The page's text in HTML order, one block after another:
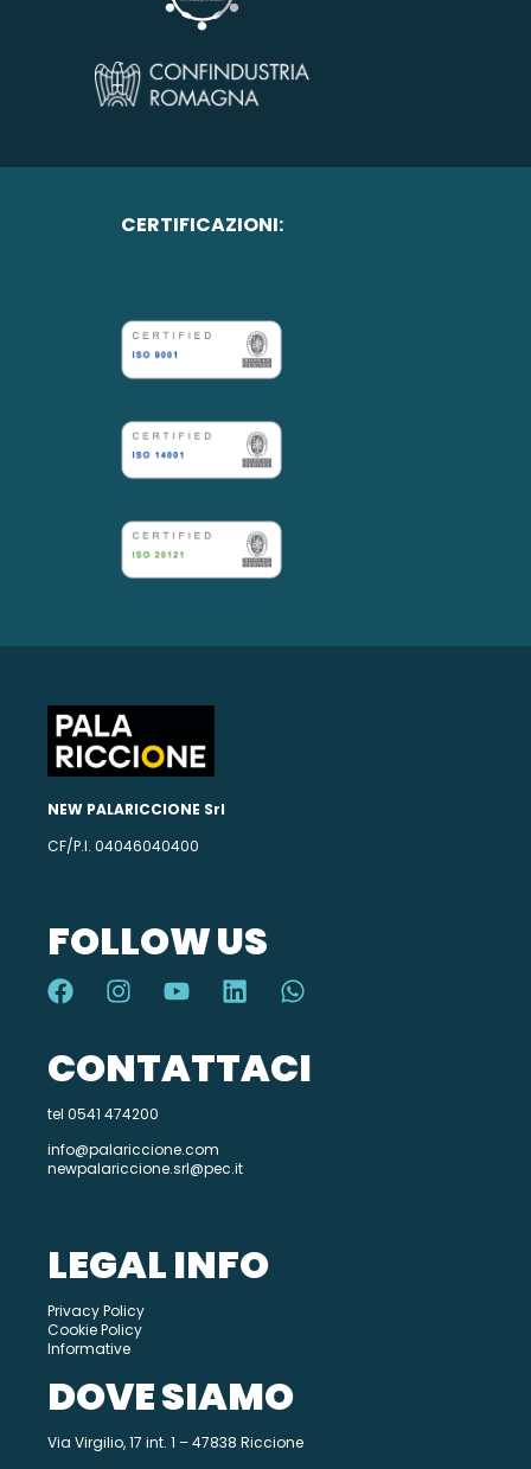
CERTIFICAZIONI:
NEW PALARICCIONE Srl
CF/P.I. 04046040400
FOLLOW US
CONTATTACI
tel 0541 474200
info@palariccione.com
newpalariccione.srl@pec.it
LEGAL INFO
Privacy Policy
Cookie Policy
Informative
DOVE SIAMO
Via Virgilio, 17 int. 1 – 47838 Riccione